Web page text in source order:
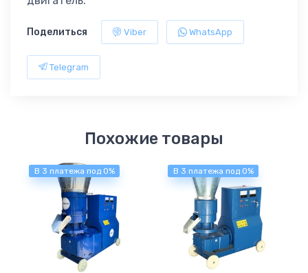
Поделиться Viber WhatsApp
Telegram
Похожие товары
В 3 платежа под 0% В 3 платежа под 0%